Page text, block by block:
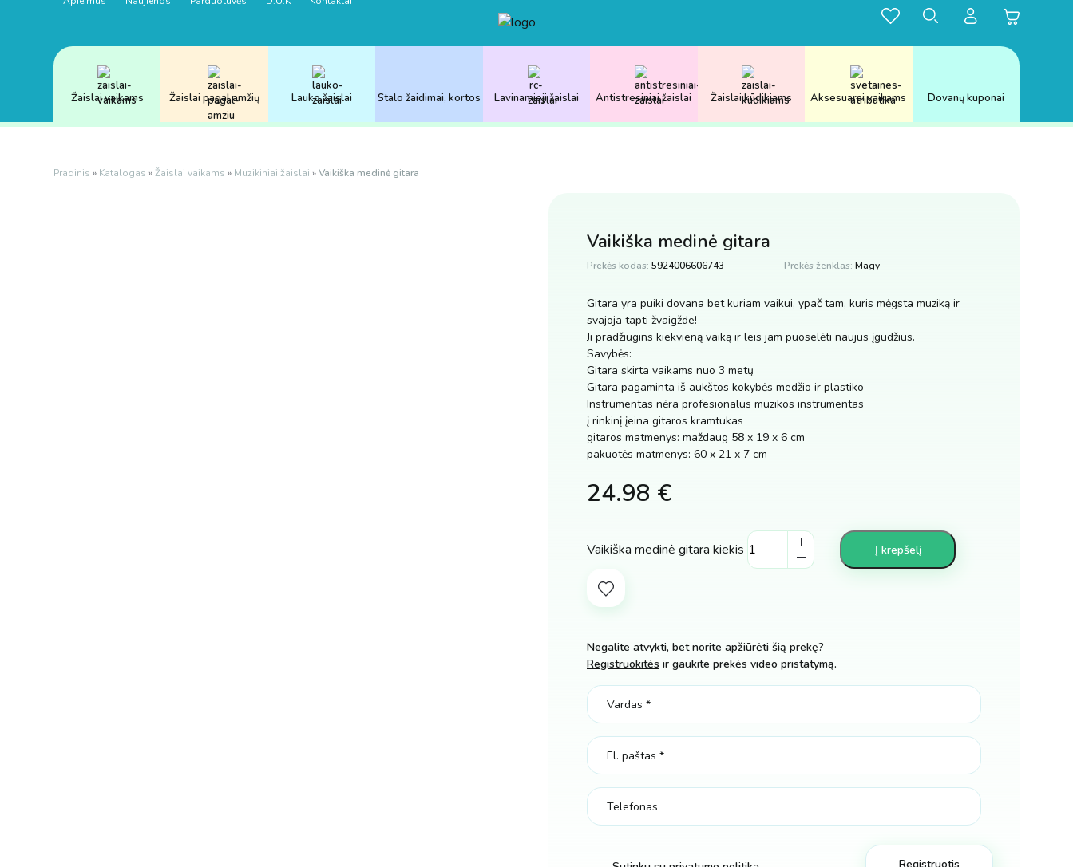
Žaislai vaikams Žaislai pagal amžių Lauko žaislai Stalo žaidimai, kortos Lavinamieji žaislai Antistresiniai žaislai Žaislai kūdikiams Aksesuarai vaikams Dovanų kuponai
Pradinis » Katalogas »Žaislai vaikams » Muzikiniai žaislai »Vaikiška medinė gitara
Vaikiška medinė gitara
Prekės kodas: 5924006606743 Prekės ženklas: Magy
Gitara yra puiki dovana bet kuriam vaikui, ypač tam, kuris mėgsta muziką ir
svajoja tapti žvaigžde!
Ji pradžiugins kiekvieną vaiką ir leis jam puoselėti naujus įgūdžius.
Savybės:
Gitara skirta vaikams nuo 3 metų
Gitara pagaminta iš aukštos kokybės medžio ir plastiko
Instrumentas nėra profesionalus muzikos instrumentas
į rinkinį įeina gitaros kramtukas
gitaros matmenys: maždaug 58 x 19 x 6 cm
pakuotės matmenys: 60 x 21 x 7 cm
24.98 €
Vaikiška medinė gitara kiekis Į krepšelį
Negalite atvykti, bet norite apžiūrėti šią prekę?
Registruokitės ir gaukite prekės video pristatymą.